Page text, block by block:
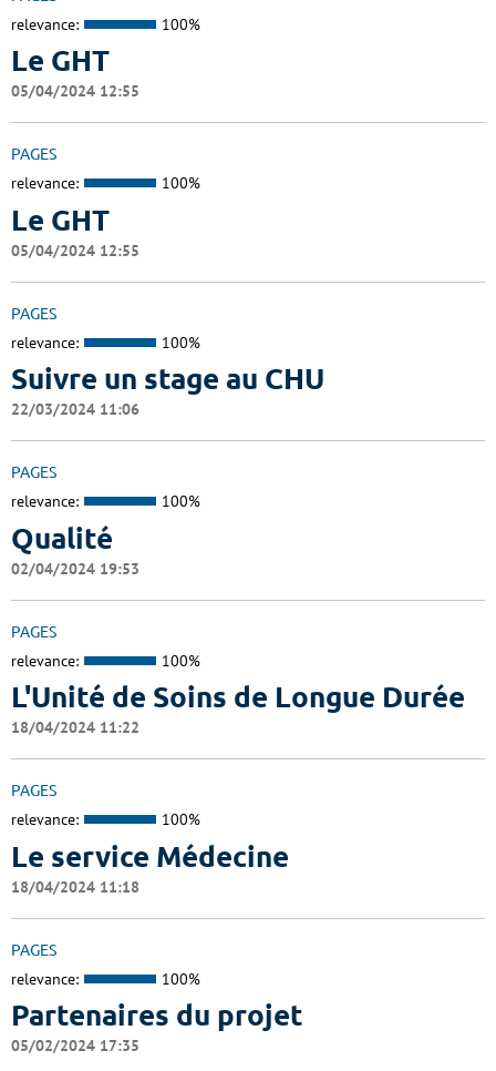
relevance: 100%
Le GHT
05/04/2024 12:55
PAGES
relevance: 100%
Le GHT
05/04/2024 12:55
PAGES
relevance: 100%
Suivre un stage au CHU
22/03/2024 11:06
PAGES
relevance: 100%
Qualité
02/04/2024 19:53
PAGES
relevance: 100%
L'Unité de Soins de Longue Durée
18/04/2024 11:22
PAGES
relevance: 100%
Le service Médecine
18/04/2024 11:18
PAGES
relevance: 100%
Partenaires du projet
05/02/2024 17:35